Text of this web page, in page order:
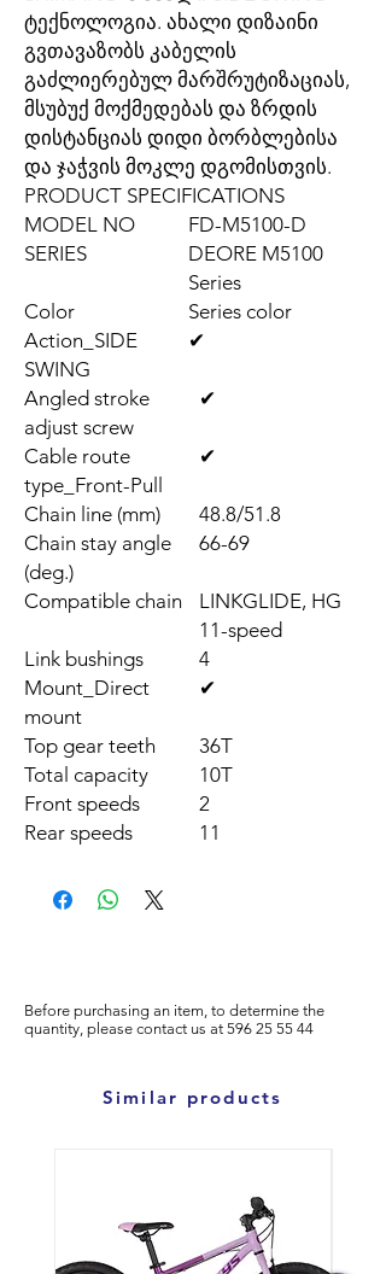
ტექნოლოგია. ახალი დიზაინი
გვთავაზობს კაბელის
გაძლიერებულ მარშრუტიზაციას,
მსუბუქ მოქმედებას და ზრდის
დისტანციას დიდი ბორბლებისა
და ჯაჭვის მოკლე დგომისთვის.
PRODUCT SPECIFICATIONS
MODEL NO
FD-M5100-D
SERIES
DEORE M5100
Series
Color
Series color
Action_SIDE
SWING
✔
Angled stroke
adjust screw
✔
Cable route
type_Front-Pull
✔
Chain line (mm)
48.8/51.8
Chain stay angle
(deg.)
66-69
Compatible chain
LINKGLIDE, HG
11-speed
Link bushings
4
Mount_Direct
mount
✔
Top gear teeth
36T
Total capacity
10T
Front speeds
2
Rear speeds
11
Before purchasing an item, to determine the
quantity, please contact us at 596 25 55 44
Similar products